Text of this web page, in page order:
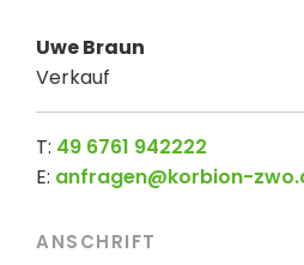
Uwe Braun
Verkauf
T: 49 6761 942222
E: anfragen@korbion-
ANSCHRIFT